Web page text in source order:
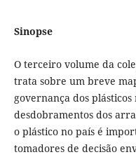
Sinopse
O terceiro volume da
trata sobre um breve
governança dos
desdobramentos dos
o plástico no país é
tomadores de decisão